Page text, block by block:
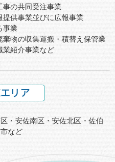
事の共同受注事業
供事業並びに広報事業
事業
物の収集運搬・積替え保管業
業紹介事業など
リア
・安佐南区・安佐北区・佐伯
など